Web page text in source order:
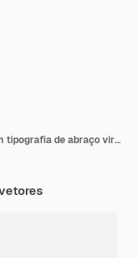
Um adesivo plano de dois amigos com tipografia de abraço virtual